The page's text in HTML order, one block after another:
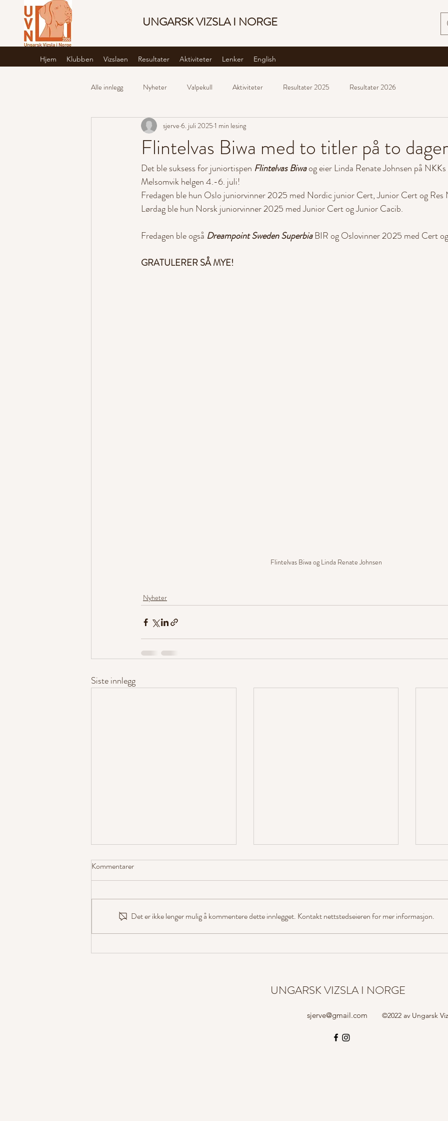
UNGARSK VIZSLA I NORGE
Hjem Klubben Vizslaen Resultater Aktiviteter Lenker English
Alle innlegg Nyheter Valpekull Aktiviteter Resultater 2025 Resultater 2026
Flintelvas Biwa med to titler på to
sjerve 6. juli 2025 1 min lesing
Det ble suksess for juniortispen Flintelvas Biwa og eier Linda Renate Johnsen på
Melsomvik helgen 4.-6. juli!
Fredagen ble hun Oslo juniorvinner 2025 med Nordic junior Cert, Junior Cert og
Lørdag ble hun Norsk juniorvinner 2025 med Junior Cert og Junior Cacib.
Fredagen ble også Dreampoint Sweden Superbia BIR og Oslovinner 2025 med Cert
GRATULERER SÅ MYE!
Flintelvas Biwa og Linda Renate Johnsen
Nyheter
Siste innlegg
godkjent avlshund!
samme prøve!
Kommentarer
Det er ikke lenger mulig å kommentere dette innlegget. Kontakt nettstedseieren for mer informasjon.
UNGARSK VIZSLA I NORGE
sjerve@gmail.com ©2022 av Ungarsk